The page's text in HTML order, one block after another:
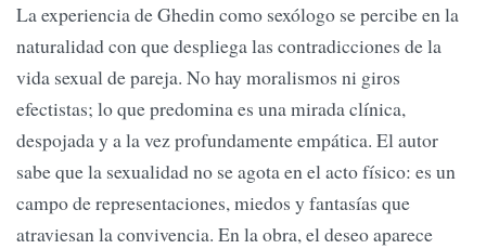
La experiencia de Ghedin como sexólogo se percibe en la
naturalidad con que despliega las contradicciones de la
vida sexual de pareja. No hay moralismos ni giros
efectistas; lo que predomina es una mirada clínica,
despojada y a la vez profundamente empática. El autor
sabe que la sexualidad no se agota en el acto físico: es un
campo de representaciones, miedos y fantasías que
atraviesan la convivencia. En la obra, el deseo aparece